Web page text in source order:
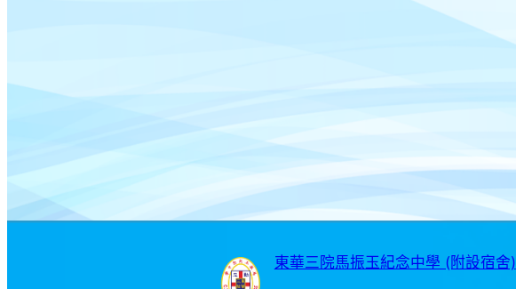
東華三院馬振玉紀念中學 (附設宿舍)